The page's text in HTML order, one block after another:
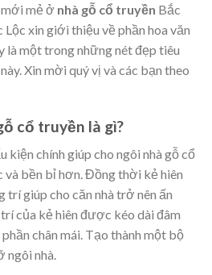
mới mẻ ở nhà gỗ cổ truyền Bắc
Lộc xin giới thiệu về phần hoa văn
là một trong những nét đẹp tiêu
Xin mời quý vị và các bạn theo
cổ truyền là gì?
kiện chính giúp cho ngôi nhà gỗ cổ
bền bỉ hơn. Đồng thời kẻ hiên
trí giúp cho căn nhà trở nên ấn
của kẻ hiên được kéo dài đâm
chân mái. Tạo thành một bộ
ngôi nhà.